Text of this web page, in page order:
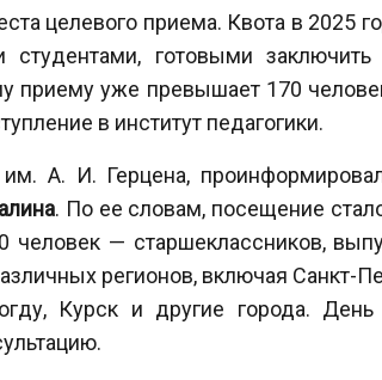
целевого приема. Квота в 2025
готовыми
приему уже превышает 170
в институт педагогики.
А. И. Герцена,
. По ее словам, посещение
человек — старшеклассников,
регионов, включая Санкт-
Курск и другие города.